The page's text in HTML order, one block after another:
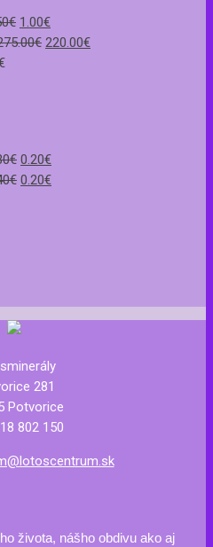
€ 1.00€
€ 220.00€
€ 0.20€
€ 0.20€
281
Potvorice
802 150
života, nášho obdivu ako aj